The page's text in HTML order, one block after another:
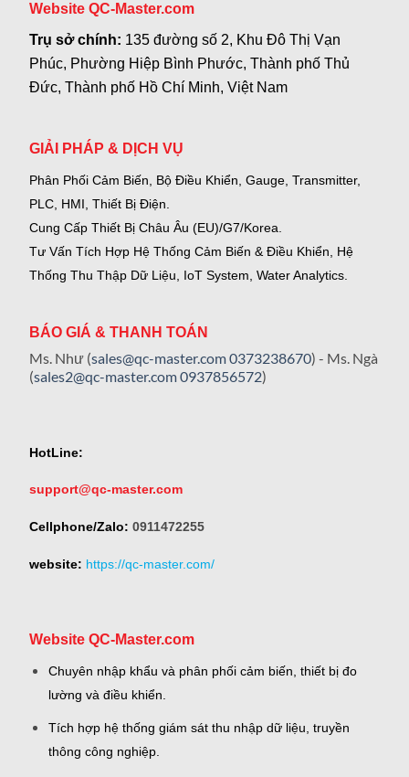
Website QC-Master.com
Trụ sở chính: 135 đường số 2, Khu Đô Thị Vạn
Phúc, Phường Hiệp Bình Phước, Thành phố Thủ
Đức, Thành phố Hồ Chí Minh, Việt Nam
GIẢI PHÁP & DỊCH VỤ
Phân Phối Cảm Biến, Bộ Điều Khiển, Gauge, Transmitter,
PLC, HMI, Thiết Bị Điện.
Cung Cấp Thiết Bị Châu Âu (EU)/G7/Korea.
Tư Vấn Tích Hợp Hệ Thống Cảm Biến & Điều Khiển, Hệ
Thống Thu Thập Dữ Liệu, IoT System, Water Analytics.
BÁO GIÁ & THANH TOÁN
Ms. Như (sales@qc-master.com0373238670) - Ms. Ngà
(sales2@qc-master.com0937856572)
HotLine:
support@qc-master.com
Cellphone/Zalo: 0911472255
website: https://qc-master.com/
Website QC-Master.com
Chuyên nhập khẩu và phân phối cảm biến, thiết bị đo
lường và điều khiển.
Tích hợp hệ thống giám sát thu nhập dữ liệu, truyền
thông công nghiệp.